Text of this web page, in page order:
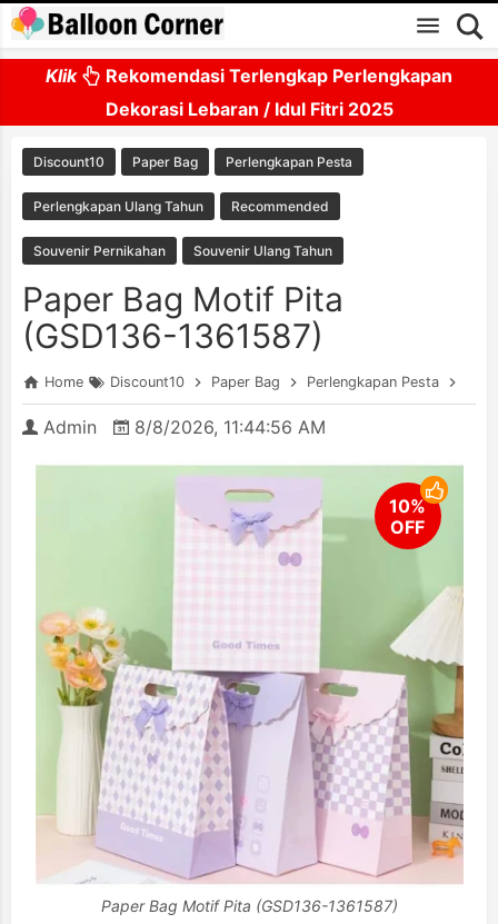
Skip to main content
Klik
Rekomendasi Terlengkap Perlengkapan
Dekorasi Lebaran / Idul Fitri 2025
Discount10 Paper Bag Perlengkapan Pesta
Perlengkapan Ulang Tahun Recommended
Souvenir Pernikahan Souvenir Ulang Tahun
Paper Bag Motif Pita
(GSD136-1361587)
Home Discount10 Paper Bag Perlengkapan Pesta
Admin 8/8/2026, 11:44:56 AM
Paper Bag Motif Pita (GSD136-1361587)